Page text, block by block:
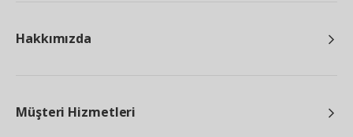
Hakkımızda
Müşteri Hizmetleri